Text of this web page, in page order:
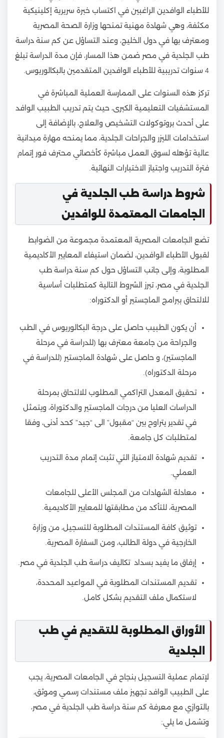
للأطباء الوافدين الراغبين في اكتساب خبرة سريرية إكلينيكية
مكثفة، وهي شهادة مهنية تمنحها وزارة الصحة المصرية
ومعترف بها في دول الخليج، وعند التساؤل عن كم سنة دراسة
طب الجلدية في مصر ضمن هذا المسار، فإن مدة الدراسة تبلغ
4 سنوات تدريبية للأطباء الوافدين المتقدمين بالبكالوريوس.
تركز هذه السنوات على الممارسة العملية المباشرة في
المستشفيات التعليمية الكبرى، حيث يتم تدريب الطبيب الوافد
على أحدث بروتوكولات التشخيص والعلاج، بالإضافة إلى
استخدامات الليزر والجراحات الجلدية، مما يمنحه مهارة ميدانية
عالية تؤهله لسوق العمل مباشرة كأخصائي محترف فور إتمام
فترة التدريب واجتياز الاختبارات النهائية.
شروط دراسة طب الجلدية في
الجامعات المعتمدة للوافدين
تضع الجامعات المصرية المعتمدة مجموعة من الضوابط
لقبول الأطباء الوافدين، لضمان استيفاء المعايير الأكاديمية
المطلوبة، وإلى جانب التساؤل حول كم سنة دراسة طب
الجلدية في مصر، تبرز الشروط التالية كمتطلبات أساسية
للالتحاق ببرامج الماجستير أو الدكتوراه:
أن يكون الطبيب حاصل على درجة البكالوريوس في الطب
والجراحة من جامعة معترف بها (للدراسة في مرحلة
الماجستير)، و حاصل على شهادة الماجستير (للدراسة في
مرحلة الدكتوراه).
تحقيق المعدل التراكمي المطلوب للالتحاق بمرحلة
الدراسات العليا من درجات الماجستير والدكتوراة، ويتمثل
في تقدير يتراوح بين “مقبول” الى “جيد” كحد أدنى، وفقا
لمتطلبات كل جامعة.
تقديم شهادة الامتياز التي تثبت إتمام مدة التدريب
العملي.
معادلة الشهادات من المجلس الأعلى للجامعات
المصرية، للتأكد من مطابقتها للمعايير الأكاديمية.
توثيق كافة المستندات المطلوبة للتسجيل، من وزارة
الخارجية في دولة الطالب، ومن السفارة المصرية.
إرفاق ما يفيد بسداد تكاليف دراسة طب الجلدية في مصر.
تقديم المستندات المطلوبة في المواعيد المحددة،
لاستكمال ملف التقديم بشكل كامل.
الأوراق المطلوبة للتقديم في طب
الجلدية
لإتمام عملية التسجيل بنجاح في الجامعات المصرية، يجب
على الطبيب الوافد تجهيز ملف مستندات رسمي وموثق،
بالتوازي مع معرفة كم سنة دراسة طب الجلدية في مصر،
وتشمل ما يلي: